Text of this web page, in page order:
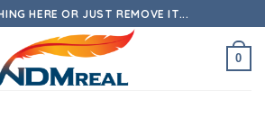
HERE OR JUST REMOVE IT...
0